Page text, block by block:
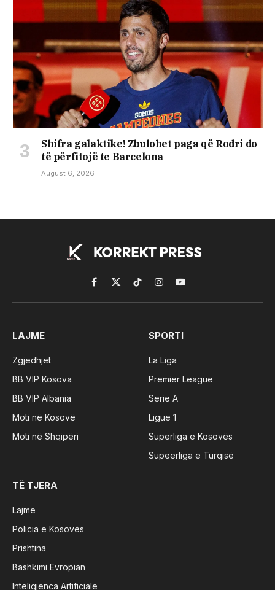
Shifra galaktike! Zbulohet paga që Rodri do
të përfitojë te Barcelona
August 6, 2026
Facebook
X
(Twitter)
TikTokInstagramYouTube
LAJME
Zgjedhjet
BB VIP Kosova
BB VIP Albania
Moti në Kosovë
Moti në Shqipëri
SPORTI
La Liga
Premier League
Serie A
Ligue 1
Superliga e Kosovës
Supeerliga e Turqisë
TË TJERA
Lajme
Policia e Kosovës
Prishtina
Bashkimi Evropian
Inteligjenca Artificiale